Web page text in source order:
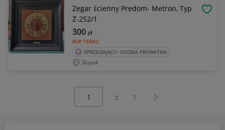
Zegar ścienny Predom- Metron, Typ
Z-252/1
KUP TERAZ
300zł
SPRZEDAJĄCY: OSOBA PRYWATNA
Słupsk
z 1 Następna strona